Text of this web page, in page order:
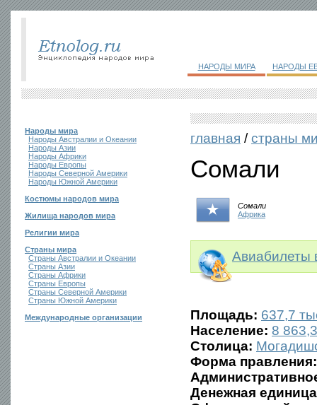
НАРОДЫ МИРА НАРОДЫ
Народы мира
Народы Австралии и Океании
Народы Азии
Народы Африки
Народы Европы
Народы Северной Америки
Народы Южной Америки
Костюмы народов мира
Жилища народов мира
Религии мира
Страны мира
Страны Австралии и Океании
Страны Азии
Страны Африки
Страны Европы
Страны Северной Америки
Страны Южной Америки
Международные организации
главная /страны
Сомали
Сомали
Африка
Авиабилеты
Площадь: 637,7
Население: 8
Столица:
Форма правления:
Денежная